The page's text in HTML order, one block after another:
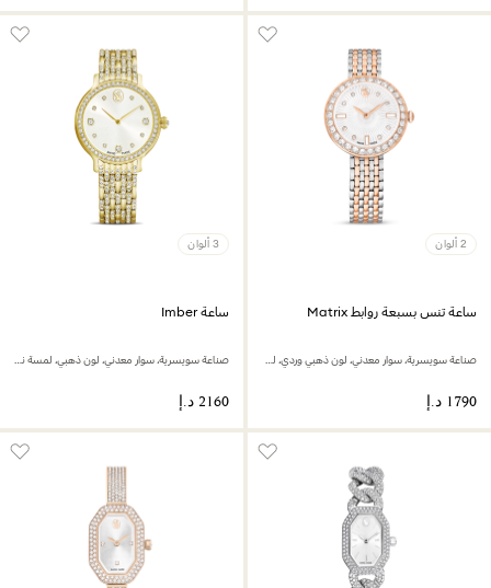
2 ألوان
ساعة تنس بسبعة روابط Matrix
صناعة سويسرية، سوار معدني، لون ذهبي وردي، لمسة نهائية من معادن مختلطة
3 ألوان
ساعة Imber
صناعة سويسرية، سوار معدني، لون ذهبي، لمسة نهائية بلون ذهبي